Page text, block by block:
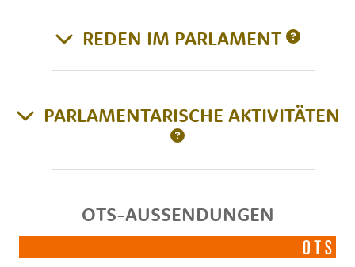
REDEN IM PARLAMENT
PARLAMENTARISCHE AKTIVITÄTEN
OTS-AUSSENDUNGEN